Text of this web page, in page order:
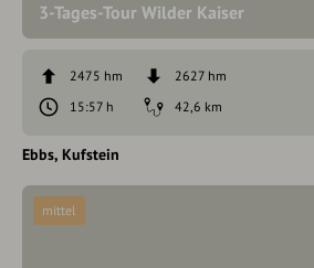
3-Tages-Tour Wilder Kaiser
2475 hm
2627 hm
15:57 h
42,6 km
Ebbs Kufstein
mittel